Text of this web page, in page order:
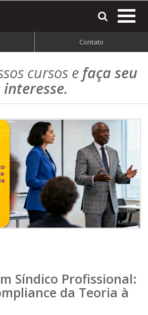
site
Contato
cursos e faça seu
Síndico Profissional:
da Teoria à